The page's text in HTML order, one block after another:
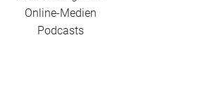
Online-Medien
Podcasts